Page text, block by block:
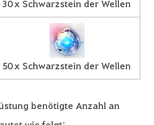
30 x Schwarzstein der Wellen
50 x Schwarzstein der Wellen
benötigte Anzahl an